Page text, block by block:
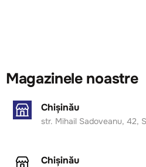
Magazinele noastre
Chișinău
str. Mihail Sadoveanu, 42,
Chișinău